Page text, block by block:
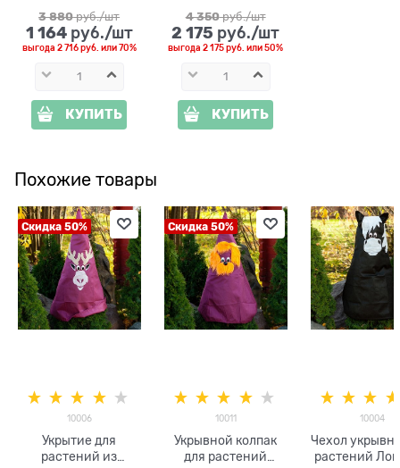
3 880 руб./шт
1 164 руб./шт
выгода 2 716 руб. или70%
КУПИТЬ
4 350 руб./шт
2 175 руб./шт
выгода2 175 руб. или50%
КУПИТЬ
Похожие товары
Скидка 50%
10006
Укрытие для
растений из
Скидка 50%
10011
Укрывной колпак
для растений
10004
Чехол
растений